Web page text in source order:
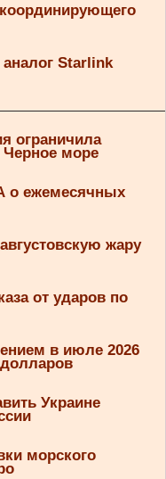
координирующего
аналог Starlink
ограничила
Черное море
о ежемесячных
жару
от ударов по
в июле 2026
Украине
морского